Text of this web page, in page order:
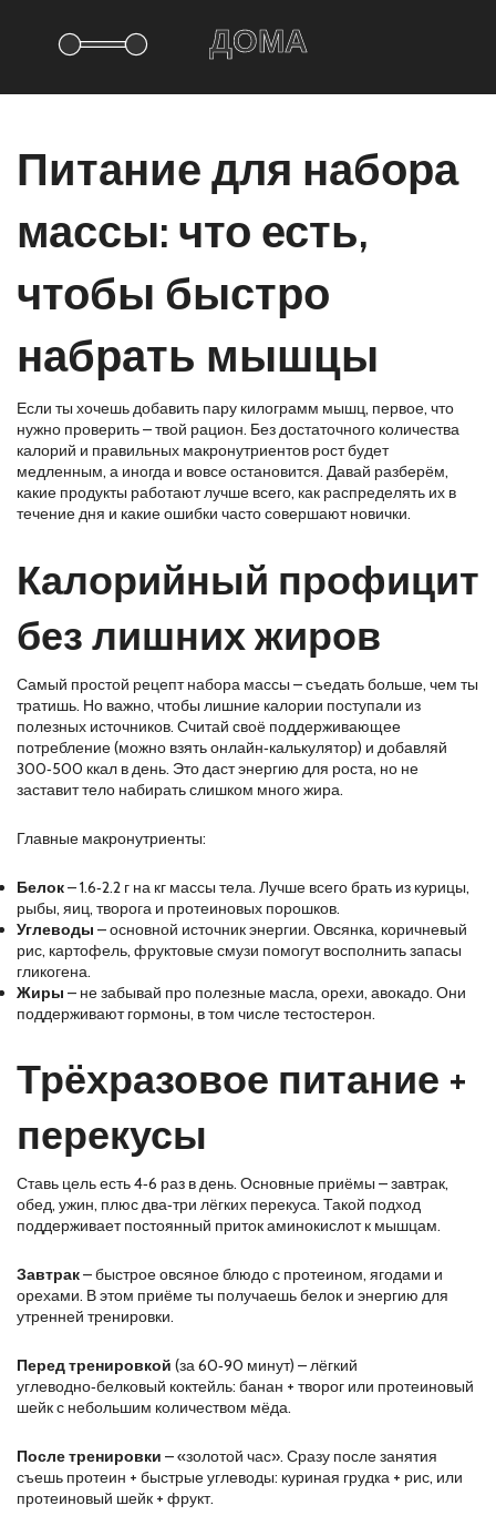
Питание для набора
массы: что есть,
чтобы быстро
набрать мышцы
Если ты хочешь добавить пару килограмм мышц, первое, что
нужно проверить – твой рацион. Без достаточного количества
калорий и правильных макронутриентов рост будет
медленным, а иногда и вовсе остановится. Давай разберём,
какие продукты работают лучше всего, как распределять их в
течение дня и какие ошибки часто совершают новички.
Калорийный профицит
без лишних жиров
Самый простой рецепт набора массы – съедать больше, чем ты
тратишь. Но важно, чтобы лишние калории поступали из
полезных источников. Считай своё поддерживающее
потребление (можно взять онлайн‑калькулятор) и добавляй
300‑500 ккал в день. Это даст энергию для роста, но не
заставит тело набирать слишком много жира.
Главные макронутриенты:
Белок– 1.6‑2.2 г на кг массы тела. Лучше всего брать из курицы,
рыбы, яиц, творога и протеиновых порошков.
Углеводы – основной источник энергии. Овсянка, коричневый
рис, картофель, фруктовые смузи помогут восполнить запасы
гликогена.
Жиры – не забывай про полезные масла, орехи, авокадо. Они
поддерживают гормоны, в том числе тестостерон.
Трёхразовое питание +
перекусы
Ставь цель есть 4‑6 раз в день. Основные приёмы – завтрак,
обед, ужин, плюс два‑три лёгких перекуса. Такой подход
поддерживает постоянный приток аминокислот к мышцам.
Завтрак– быстрое овсяное блюдо с протеином, ягодами и
орехами. В этом приёме ты получаешь белок и энергию для
утренней тренировки.
Перед тренировкой (за 60‑90 минут) – лёгкий
углеводно‑белковый коктейль: банан + творог или протеиновый
шейк с небольшим количеством мёда.
После тренировки – «золотой час». Сразу после занятия
съешь протеин + быстрые углеводы: куриная грудка + рис, или
протеиновый шейк + фрукт.